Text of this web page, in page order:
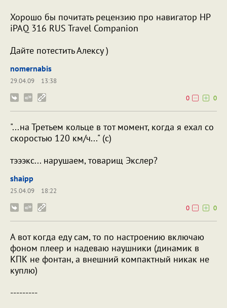
Хорошо бы почитать рецензию про навигатор HP
iPAQ 316 RUS Travel Companion
Дайте потестить Алексу )
nomernabis
29.04.09
13:38
0
0
"...на Третьем кольце в тот момент, когда я ехал со
скоростью 120 км/ч..." (с)
тэээкс... нарушаем, товарищ Экслер?
shaipp
25.04.09
18:22
0
0
А вот когда еду сам, то по настроению включаю
фоном плеер и надеваю наушники (динамик в
КПК не фонтан, а внешний компактный никак не
куплю)
---------